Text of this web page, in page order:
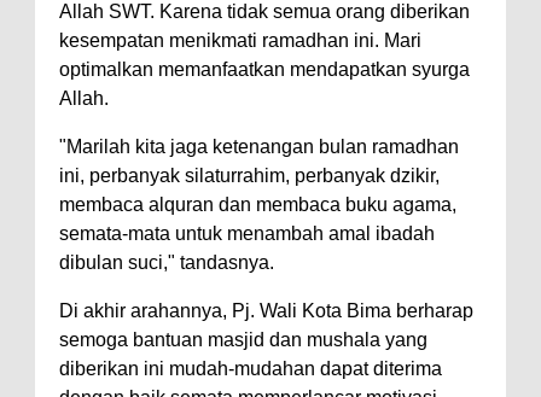
Bhayangkara Ke-80, Kapolres
Bima: Jadikan Tugas Sebagai
Kado HUT Bhayangkara Ke-80,
Kapolres Bima Pimpin Kenaikan
Pangkat 42 Personel
Bakti Sosial Bhayangkara Ke-80,
Satsamapta Polres Bima Bantu
Warga Dena Hadapi Krisis Air
Allah SWT. Karena tidak semua orang diberikan
kesempatan menikmati ramadhan ini. Mari
optimalkan memanfaatkan mendapatkan syurga
Allah.
"Marilah kita jaga ketenangan bulan ramadhan
ini, perbanyak silaturrahim, perbanyak dzikir,
membaca alquran dan membaca buku agama,
semata-mata untuk menambah amal ibadah
dibulan suci," tandasnya.
Di akhir arahannya, Pj. Wali Kota Bima berharap
semoga bantuan masjid dan mushala yang
diberikan ini mudah-mudahan dapat diterima